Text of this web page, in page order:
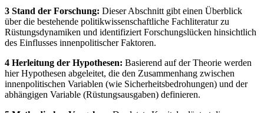
3 Stand der Forschung: Dieser Abschnitt gibt einen Überblick
über die bestehende politikwissenschaftliche Fachliteratur zu
Rüstungsdynamiken und identifiziert Forschungslücken hinsichtlich
des Einflusses innenpolitischer Faktoren.
4 Herleitung der Hypothesen: Basierend auf der Theorie werden
hier Hypothesen abgeleitet, die den Zusammenhang zwischen
innenpolitischen Variablen (wie Sicherheitsbedrohungen) und der
abhängigen Variable (Rüstungsausgaben) definieren.